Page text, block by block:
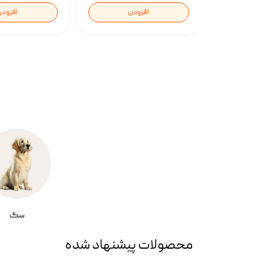
افزودن
سگ
محصولات پیشنهاد شده